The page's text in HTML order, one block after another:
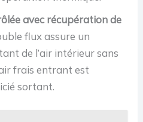
avec récupération de
flux assure un
de l’air intérieur sans
frais entrant est
sortant.